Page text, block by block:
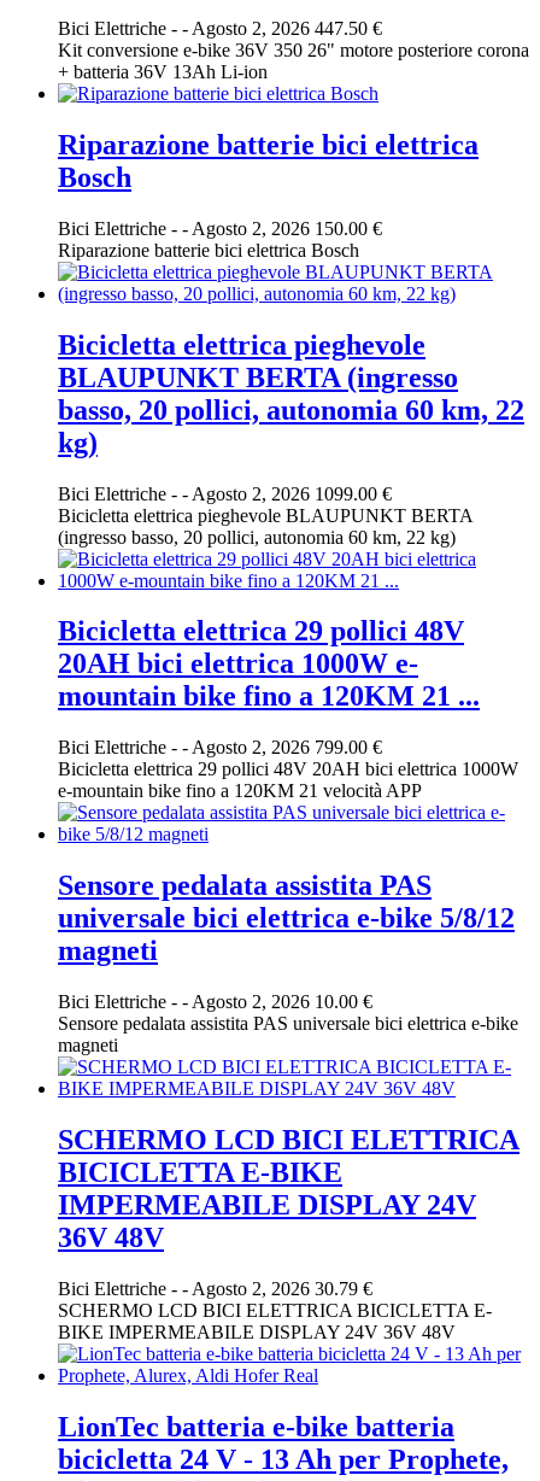
Bici Elettriche - - Agosto 2, 2026 447.50 €
Kit conversione e-bike 36V 350 26" motore posteriore corona
+ batteria 36V 13Ah Li-ion
Riparazione batterie bici elettrica
Bosch
Bici Elettriche - - Agosto 2, 2026 150.00 €
Riparazione batterie bici elettrica Bosch
Bicicletta elettrica pieghevole
BLAUPUNKT BERTA (ingresso
basso, 20 pollici, autonomia 60 km, 22
kg)
Bici Elettriche - - Agosto 2, 2026 1099.00 €
Bicicletta elettrica pieghevole BLAUPUNKT BERTA
(ingresso basso, 20 pollici, autonomia 60 km, 22 kg)
Bicicletta elettrica 29 pollici 48V
20AH bici elettrica 1000W e-
mountain bike fino a 120KM 21 ...
Bici Elettriche - - Agosto 2, 2026 799.00 €
Bicicletta elettrica 29 pollici 48V 20AH bici elettrica 1000W
e-mountain bike fino a 120KM 21 velocità APP
Sensore pedalata assistita PAS
universale bici elettrica e-bike 5/8/12
magneti
Bici Elettriche - - Agosto 2, 2026 10.00 €
Sensore pedalata assistita PAS universale bici elettrica e-bike
magneti
SCHERMO LCD BICI ELETTRICA
BICICLETTA E-BIKE
IMPERMEABILE DISPLAY 24V
36V 48V
Bici Elettriche - - Agosto 2, 2026 30.79 €
SCHERMO LCD BICI ELETTRICA BICICLETTA E-
BIKE IMPERMEABILE DISPLAY 24V 36V 48V
LionTec batteria e-bike batteria
bicicletta 24 V - 13 Ah per Prophete,